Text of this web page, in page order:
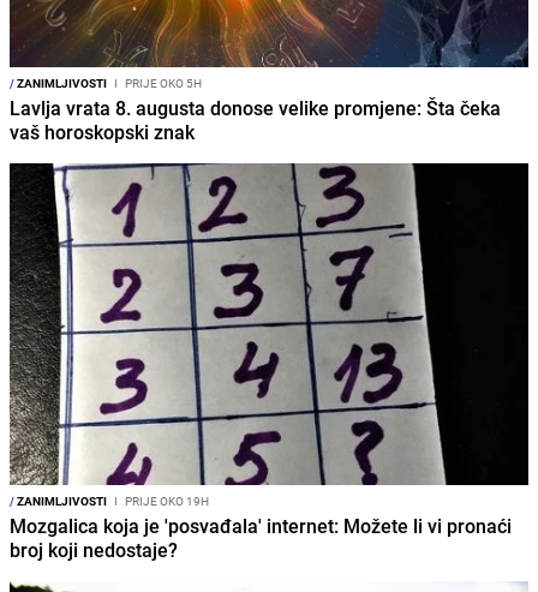
/ZANIMLJIVOSTI I PRIJE OKO 5H
Lavlja vrata 8. augusta donose velike promjene: Šta čeka
vaš horoskopski znak
/ZANIMLJIVOSTI I PRIJE OKO 19H
Mozgalica koja je 'posvađala' internet: Možete li vi pronaći
broj koji nedostaje?